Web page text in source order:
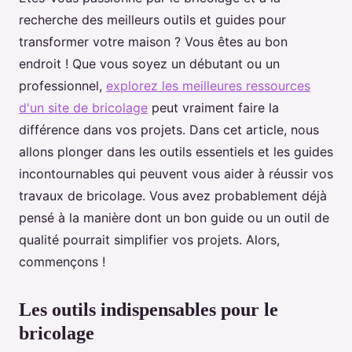
recherche des meilleurs outils et guides pour
transformer votre maison ? Vous êtes au bon
endroit ! Que vous soyez un débutant ou un
professionnel, explorez les meilleures ressources
d'un site de bricolage peut vraiment faire la
différence dans vos projets. Dans cet article, nous
allons plonger dans les outils essentiels et les guides
incontournables qui peuvent vous aider à réussir vos
travaux de bricolage. Vous avez probablement déjà
pensé à la manière dont un bon guide ou un outil de
qualité pourrait simplifier vos projets. Alors,
commençons !
Les outils indispensables pour le
bricolage